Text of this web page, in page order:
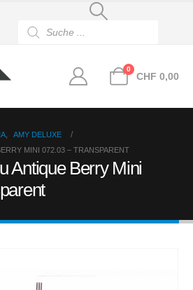
search
0
CHF 0,00
AMY DELUXE
MINI 072.03 – TRANSPARENT
Antique Berry Mini